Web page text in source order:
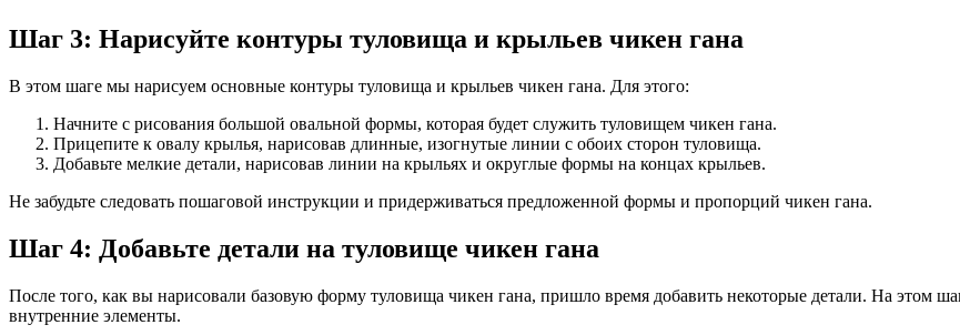
Шаг 3: Нарисуйте контуры туловища и крыльев чикен гана
В этом шаге мы нарисуем основные контуры туловища и крыльев чикен гана. Для этого:
Начните с рисования большой овальной формы, которая будет служить туловищем чикен гана.
Прицепите к овалу крылья, нарисовав длинные, изогнутые линии с обоих сторон туловища.
Добавьте мелкие детали, нарисовав линии на крыльях и округлые формы на концах крыльев.
Не забудьте следовать пошаговой инструкции и придерживаться предложенной формы и пропорций чикен гана.
Шаг 4: Добавьте детали на туловище чикен гана
После того, как вы нарисовали базовую форму туловища чикен гана, пришло время добавить некоторые детали. На этом
внутренние элементы.